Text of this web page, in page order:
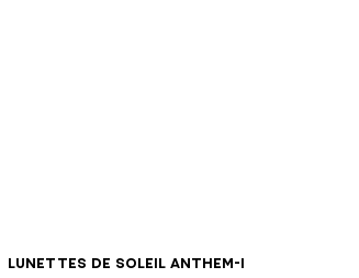
Lunettes de soleil Anthem-I